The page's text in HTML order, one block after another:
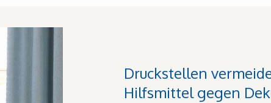
Druckstellen
Hilfsmittel gegen